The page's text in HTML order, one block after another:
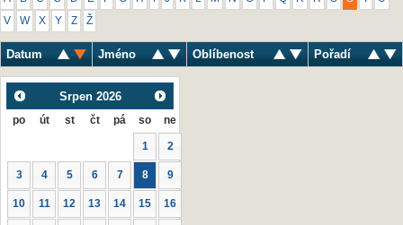
V W X Y Z Ž
Datum Jméno Oblíbenost Pořadí
Srpen 2026
po út st čt pá so ne
1 2
3 4 5 6 7 8 9
10 11 12 13 14 15 16